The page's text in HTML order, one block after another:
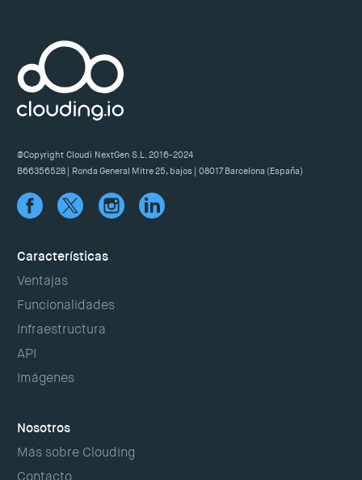
@Copyright Cloudi NextGen S.L. 2016-2024
B66356528 | Ronda General Mitre 25, bajos | 08017 Barcelona (España)
Características
Ventajas
Funcionalidades
Infraestructura
API
Imágenes
Nosotros
Más sobre Clouding
Contacto